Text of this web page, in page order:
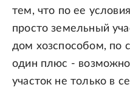
тем, что по ее
просто земельный
дом хозспособом, по
один плюс -
участок не только в